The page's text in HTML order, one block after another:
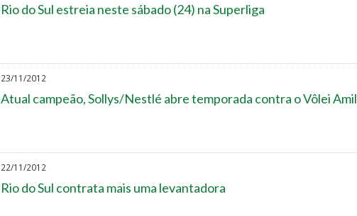
Rio do Sul estreia neste sábado (24) na Superliga
23/11/2012
Atual campeão, Sollys/Nestlé abre temporada contra o Vôlei Amil
22/11/2012
Rio do Sul contrata mais uma levantadora